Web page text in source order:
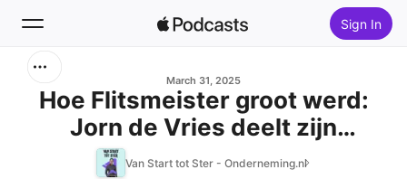
Sign In
March 31, 2025
Hoe Flitsmeister groot werd:
Jorn de Vries deelt zijn
ondernemersreis...
Van Start tot Ster - Onderneming.nl